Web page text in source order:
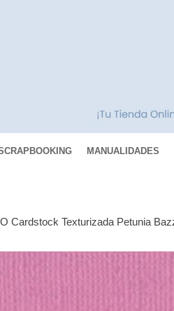
MANUALIDADES
Cardstock Texturizada Petunia